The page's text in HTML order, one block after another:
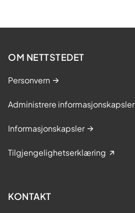
OM NETTSTEDET
Personvern
Administrere informasjonskapsler
Informasjonskapsler
Tilgjengelighetserklæring
KONTAKT